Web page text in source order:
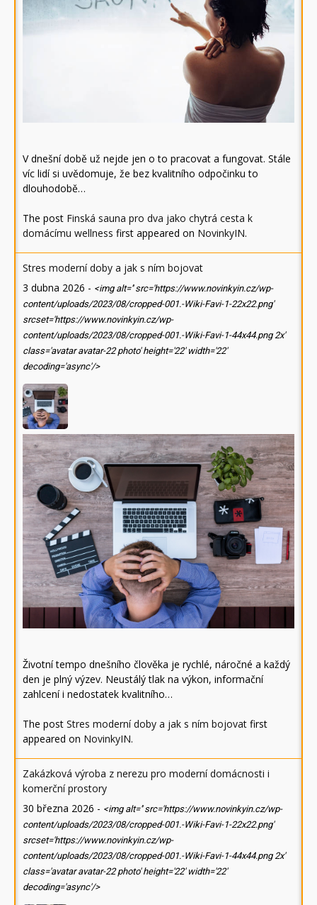
V dnešní době už nejde jen o to pracovat a fungovat. Stále
víc lidí si uvědomuje, že bez kvalitního odpočinku to
dlouhodobě…
The post Finská sauna pro dva jako chytrá cesta k
domácímu wellness first appeared on NovinkyIN.
Stres moderní doby a jak s ním bojovat
3 dubna 2026 - <img alt='' src='https://www.novinkyin.cz/wp-
content/uploads/2023/08/cropped-001.-Wiki-Favi-1-22x22.png'
srcset='https://www.novinkyin.cz/wp-
content/uploads/2023/08/cropped-001.-Wiki-Favi-1-44x44.png 2x'
class='avatar avatar-22 photo' height='22' width='22'
decoding='async'/>
Životní tempo dnešního člověka je rychlé, náročné a každý
den je plný výzev. Neustálý tlak na výkon, informační
zahlcení i nedostatek kvalitního…
The post Stres moderní doby a jak s ním bojovat first
appeared on NovinkyIN.
Zakázková výroba z nerezu pro moderní domácnosti i
komerční prostory
30 března 2026 - <img alt='' src='https://www.novinkyin.cz/wp-
content/uploads/2023/08/cropped-001.-Wiki-Favi-1-22x22.png'
srcset='https://www.novinkyin.cz/wp-
content/uploads/2023/08/cropped-001.-Wiki-Favi-1-44x44.png 2x'
class='avatar avatar-22 photo' height='22' width='22'
decoding='async'/>